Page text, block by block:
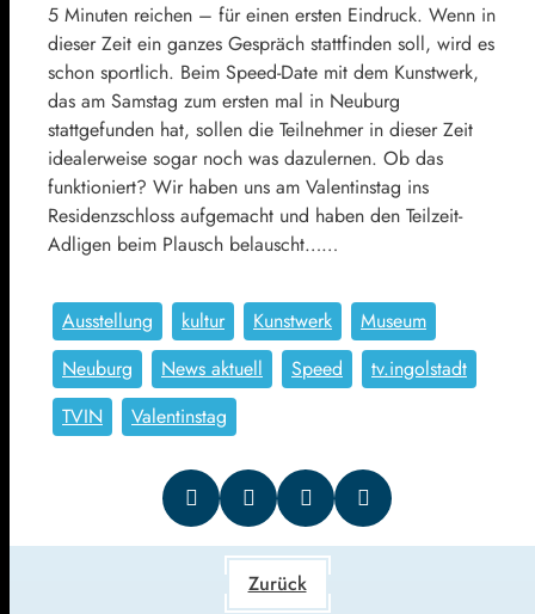
5 Minuten reichen – für einen ersten Eindruck. Wenn in
dieser Zeit ein ganzes Gespräch stattfinden soll, wird es
schon sportlich. Beim Speed-Date mit dem Kunstwerk,
das am Samstag zum ersten mal in Neuburg
stattgefunden hat, sollen die Teilnehmer in dieser Zeit
idealerweise sogar noch was dazulernen. Ob das
funktioniert? Wir haben uns am Valentinstag ins
Residenzschloss aufgemacht und haben den Teilzeit-
Adligen beim Plausch belauscht……
Ausstellung kultur Kunstwerk
Museum
Neuburg
News aktuell Speed
tv.ingolstadt
TVIN
Valentinstag
Zurück